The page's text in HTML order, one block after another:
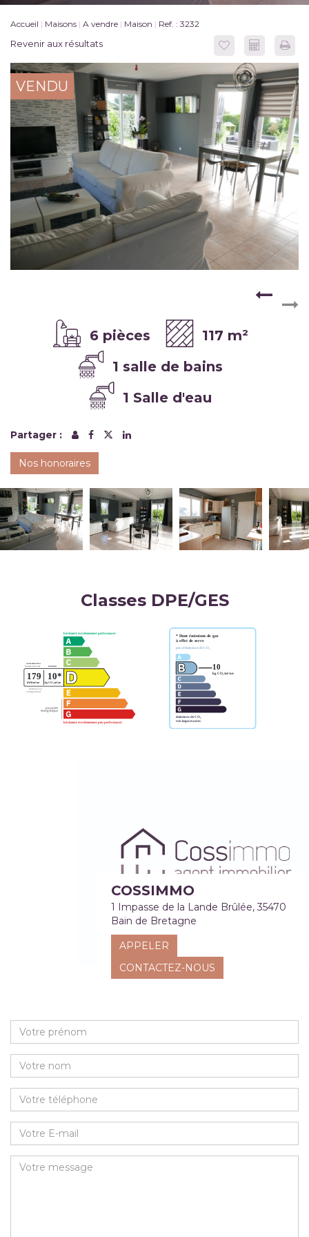
Accueil Maisons A vendre Maison Ref. : 3232
Revenir aux résultats
VENDU
6 pièces
117 m²
1 salle de bains
1 Salle d'eau
Partager :
Nos honoraires
Classes DPE/GES
COSSIMMO
1 Impasse de la Lande Brûlée, 35470
Bain de Bretagne
APPELER
CONTACTEZ-NOUS